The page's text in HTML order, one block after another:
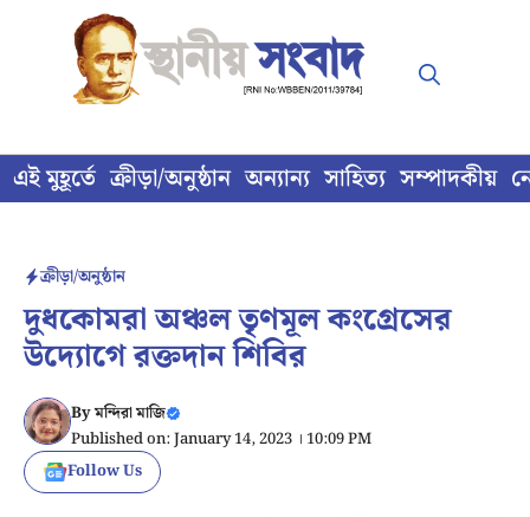
content
এই মুহূর্তে ক্রীড়া/অনুষ্ঠান অন্যান্য সাহিত্য সম্পাদকীয়
ক্রীড়া/অনুষ্ঠান
দুধকোমরা অঞ্চল তৃণমূল কংগ্রেসের
উদ্যোগে রক্তদান শিবির
Byমন্দিরা মাজি
Published on: January 14, 2023 । 10:09 PM
Follow Us